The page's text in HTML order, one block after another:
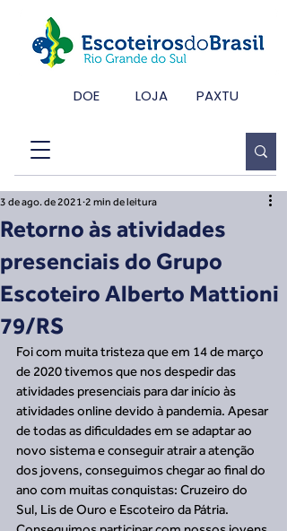
DOE LOJA PAXTU
Retorno às atividades
presenciais do Grupo
Escoteiro Alberto Mattioni
79/RS
3 de ago. de 2021 2 min de leitura
Foi com muita tristeza que em 14 de março
de 2020 tivemos que nos despedir das
atividades presenciais para dar início às
atividades online devido à pandemia. Apesar
de todas as dificuldades em se adaptar ao
novo sistema e conseguir atrair a atenção
dos jovens, conseguimos chegar ao final do
ano com muitas conquistas: Cruzeiro do
Sul, Lis de Ouro e Escoteiro da Pátria.